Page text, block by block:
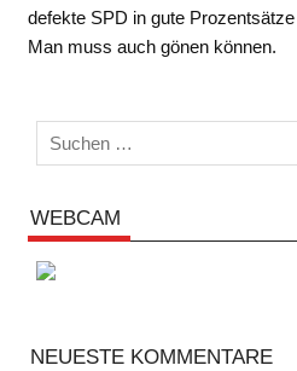
defekte SPD in gute
Man muss auch gönen können.
WEBCAM
NEUESTE KOMMENTARE